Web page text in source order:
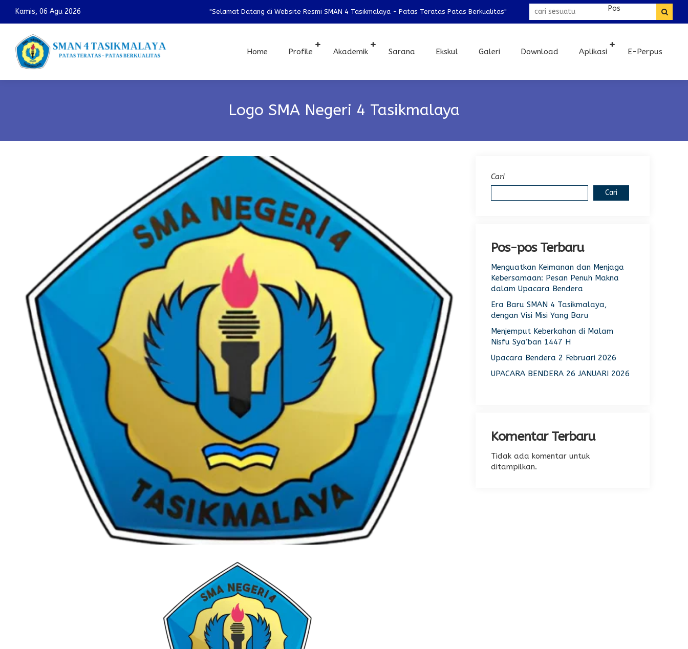
Kamis, 06 Agu 2026 "Selamat Datang di Website Resmi SMAN 4 Tasikmalaya - Patas Teratas Patas Berkualitas"
Home Profile Akademik Sarana Ekskul Galeri Download Aplikasi E-Perpus
Logo SMA Negeri 4 Tasikmalaya
Cari
Cari
Pos-pos Terbaru
Menguatkan Keimanan dan Menjaga
Kebersamaan: Pesan Penuh Makna
dalam Upacara Bendera
Era Baru SMAN 4 Tasikmalaya,
dengan Visi Misi Yang Baru
Menjemput Keberkahan di Malam
Nisfu Sya’ban 1447 H
Upacara Bendera 2 Februari 2026
UPACARA BENDERA 26 JANUARI 2026
Komentar Terbaru
Tidak ada komentar untuk
ditampilkan.